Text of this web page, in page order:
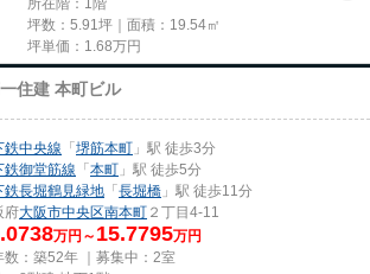
坪数：5.91坪｜面積：19.54㎡
坪単価： 1.68万円
住建 本町ビル
鉄中央線 「堺筋本町 」駅 徒歩3分
鉄御堂筋線 「本町 」駅 徒歩5分
鉄長堀鶴見緑地 「長堀橋 」駅 徒歩11分
府大阪市中央区南本町 ２丁目4-11
万円～ 15.7795万円
数：築52年 ｜募集中： 2室